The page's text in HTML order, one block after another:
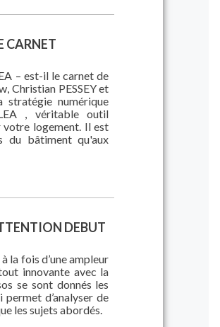
CARNET
– est-il le carnet de
Christian PESSEY et
stratégie numérique
, véritable outil
logement. Il est
du bâtiment qu'aux
DEBUT
la fois d’une ampleur
innovante avec la
se sont donnés les
d’analyser de
les sujets abordés.